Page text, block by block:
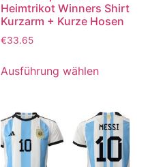
Heimtrikot Winners Shirt
Kurzarm + Kurze Hosen
€33.65
Ausführung wählen